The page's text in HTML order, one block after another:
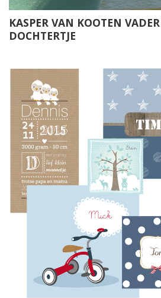
KASPER VAN KOOTEN
DOCHTERTJE